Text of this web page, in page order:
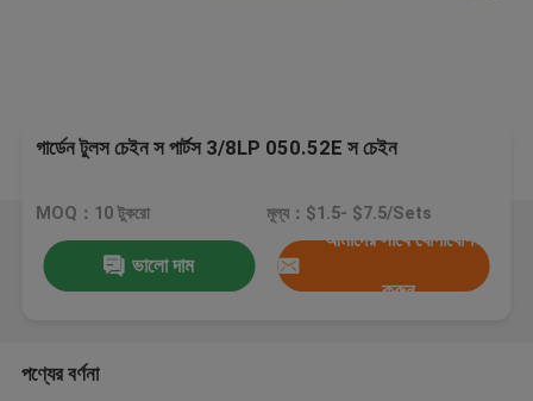
গার্ডেন টুলস চেইন স পার্টস 3/8LP 050.52E স চেইন
MOQ：10 টুকরো মূল্য：$1.5- $7.5/Sets
ভালো দাম
আমাদের সাথে যোগাযোগ
করুন
পণ্যের বর্ণনা